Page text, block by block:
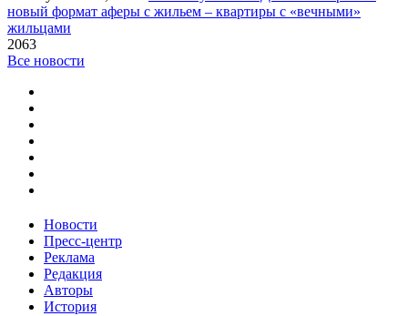
новый формат аферы с жильем – квартиры с «вечными»
жильцами
2063
Все новости
Новости
Пресс-центр
Реклама
Редакция
Авторы
История